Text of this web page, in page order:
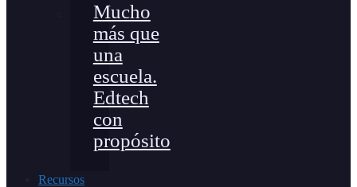
Mucho
más que
una
escuela.
Edtech
con
propósito
Recursos